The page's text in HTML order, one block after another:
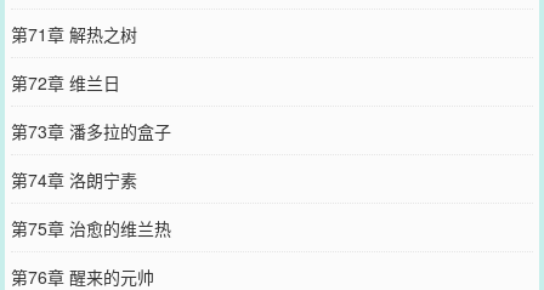
第71章 解热之树
第72章 维兰日
第73章 潘多拉的盒子
第74章 洛朗宁素
第75章 治愈的维兰热
第76章 醒来的元帅